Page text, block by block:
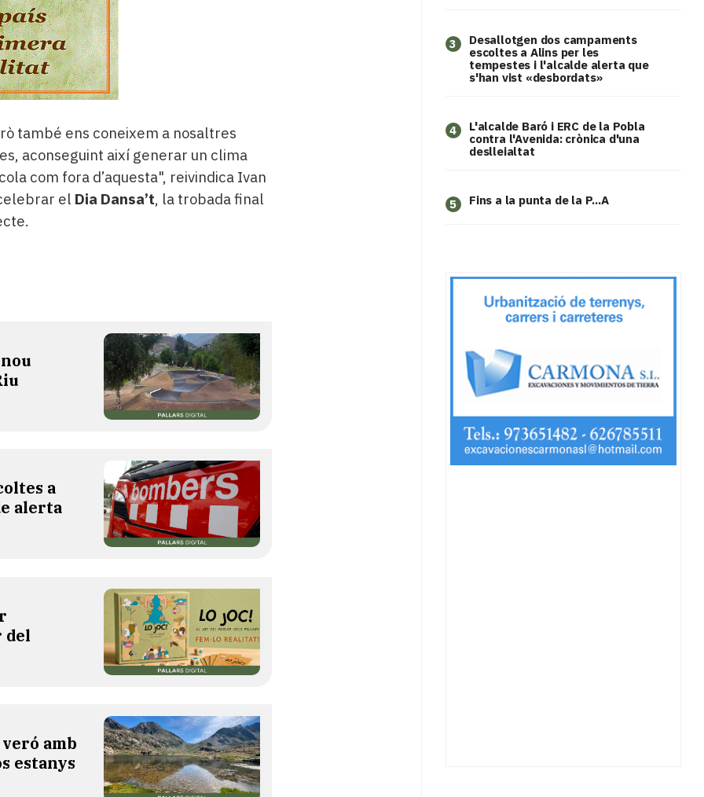
també ens coneixem a nosaltres
aconseguint així generar un clima
com fora d’aquesta", reivindica Ivan
el Dia Dansa’t, la trobada final
a
alerta
del
amb
estanys
3
​Desallotgen dos campaments
escoltes a Alins per les
tempestes i l'alcalde alerta que
s'han vist «desbordats»
4
L'alcalde Baró i ERC de la Pobla
contra l'Avenida: crònica d'una
deslleialtat
5 Fins a la punta de la P...A